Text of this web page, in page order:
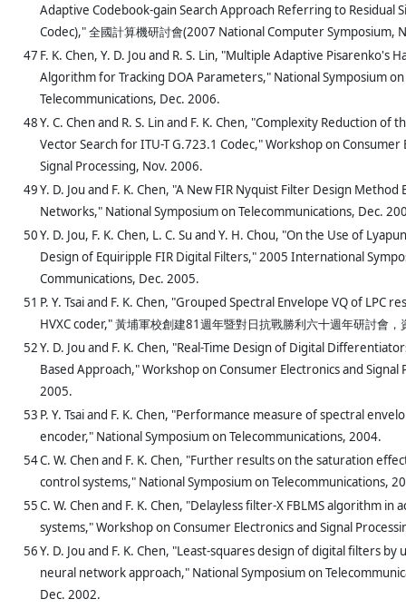
Adaptive Codebook-gain Search Approach Referring to Residual
Codec)," 全國計算機研討會(2007 National Computer Symposium,
47 F. K. Chen, Y. D. Jou and R. S. Lin, "Multiple Adaptive Pisarenko's
Algorithm for Tracking DOA Parameters," National Symposium on
Telecommunications, Dec. 2006.
48Y. C. Chen and R. S. Lin and F. K. Chen, "Complexity Reduction of
Vector Search for ITU-T G.723.1 Codec," Workshop on Consumer
Signal Processing, Nov. 2006.
49Y. D. Jou and F. K. Chen, "A New FIR Nyquist Filter Design Method
Networks," National Symposium on Telecommunications, Dec.
50Y. D. Jou, F. K. Chen, L. C. Su and Y. H. Chou, "On the Use of
Design of Equiripple FIR Digital Filters," 2005 International
Communications, Dec. 2005.
51 P. Y. Tsai and F. K. Chen, "Grouped Spectral Envelope VQ of LPC
HVXC coder," 黃埔軍校創建81週年暨對日抗戰勝利六十週年研討會
52Y. D. Jou and F. K. Chen, "Real-Time Design of Digital
Based Approach," Workshop on Consumer Electronics and Signal
2005.
53 P. Y. Tsai and F. K. Chen, "Performance measure of spectral
encoder," National Symposium on Telecommunications, 2004.
54C. W. Chen and F. K. Chen, "Further results on the saturation
control systems," National Symposium on Telecommunications,
55C. W. Chen and F. K. Chen, "Delayless filter-X FBLMS algorithm in
systems," Workshop on Consumer Electronics and Signal
56Y. D. Jou and F. K. Chen, "Least-squares design of digital filters by
neural network approach," National Symposium on
Dec. 2002.